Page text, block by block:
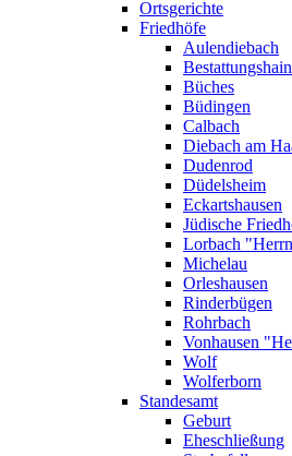
Ortsgerichte
Friedhöfe
Aulendiebach
Büches
Büdingen
Calbach
Diebach am
Dudenrod
Düdelsheim
Eckartshausen
Jüdische
Lorbach
Michelau
Orleshausen
Rinderbügen
Rohrbach
Vonhausen
Wolf
Wolferborn
Standesamt
Geburt
Eheschließung